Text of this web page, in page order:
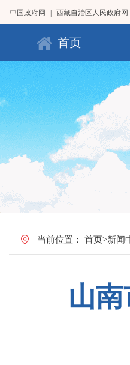
中国政府网 西藏自治区人民政府网
首页
当前位置： 首页>新闻
山